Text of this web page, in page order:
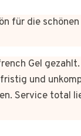
für die
Gel
und
Service total